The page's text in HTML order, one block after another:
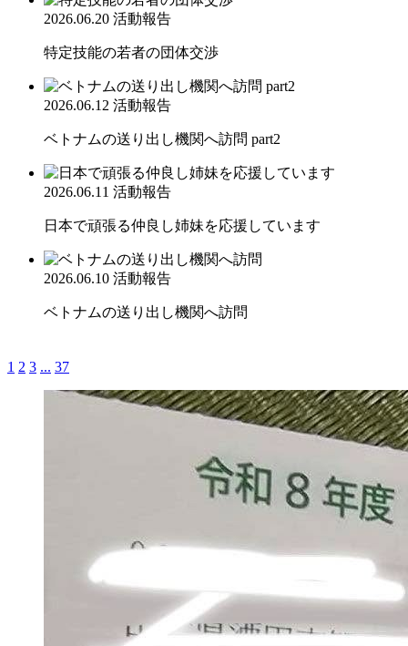
2026.06.20 活動報告
特定技能の若者の団体交渉
2026.06.12 活動報告
ベトナムの送り出し機関へ訪問 part2
2026.06.11 活動報告
日本で頑張る仲良し姉妹を応援しています
2026.06.10 活動報告
ベトナムの送り出し機関へ訪問
1 2 3 ... 37